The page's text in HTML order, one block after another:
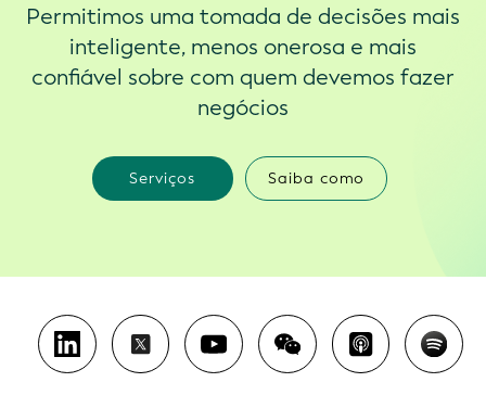
Permitimos uma tomada de decisões mais
inteligente, menos onerosa e mais
confiável sobre com quem devemos fazer
negócios
Serviços Saiba como